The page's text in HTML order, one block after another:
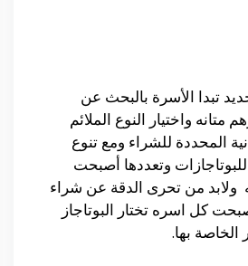
تبدا الأسرة بالبحث عن
متانه واختيار النوع الملائم
المحددة للشراء ومع تنوع
وتعددها أصبحت
ولابد من تحرى الدقة عن شراء
كل اسره تختار البوتاجاز
بها.